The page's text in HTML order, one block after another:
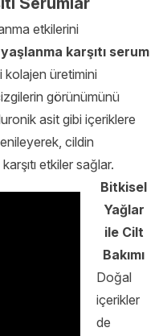
etkilerini
yaşlanma karşıtı serum
kolajen üretimini
görünümünü
asit gibi içeriklere
cildin
etkiler sağlar.
Bitkisel
Yağlar
ile Cilt
Bakımı
Doğal
içerikler
de